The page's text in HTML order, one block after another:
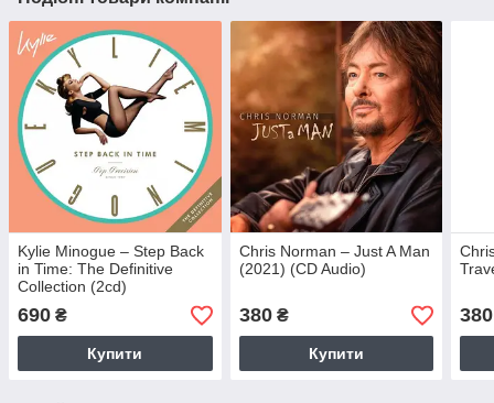
Kylie Minogue – Step Back
in Time: The Definitive
Collection (2cd)
(2019,digipak) (CD Audio)
(CD Audio)
690 ₴
Купити
Chris Norman – Just A Man
(2021) (CD Audio)
380₴
Купити
380